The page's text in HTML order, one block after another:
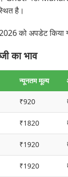
है।
को अपडेट किया
का भाव
न्यूनतम मूल्य
₹920
₹1820
₹1920
₹1920